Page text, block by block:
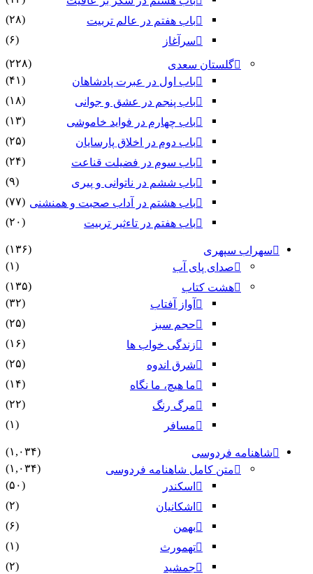
باب هفتم در عالم تربیت
(۲۸)
سرآغاز
(۶)
گلستان سعدی
(۲۲۸)
باب اول در عبرت پادشاهان
(۴۱)
باب پنجم در عشق و جوانى
(۱۸)
باب چهارم در فواید خاموشى
(۱۳)
باب دوم در اخلاق پارسایان
(۲۵)
باب سوم در فضیلت قناعت
(۲۴)
باب ششم در ناتوانى و پیرى
(۹)
باب هشتم در آداب صحبت و همنشنى (۷۷)
باب هفتم در تاءثیر تربیت
(۲۰)
سهراب سپهری
(۱۳۶)
صدای پای آب
(۱)
هشت کتاب
(۱۳۵)
آواز آفتاب
(۳۲)
حجم سبز
(۲۵)
زندگی خواب ها
(۱۶)
شرق اندوه
(۲۵)
ما هیچ، ما نگاه
(۱۴)
مرگ رنگ
(۲۲)
مسافر
(۱)
شاهنامه فردوسی
(۱,۰۳۴)
متن کامل شاهنامه فردوسی
(۱,۰۳۴)
اسکندر
(۵۰)
اشکانیان
(۲)
بهمن
(۶)
تهمورث
(۱)
جمشید
(۲)